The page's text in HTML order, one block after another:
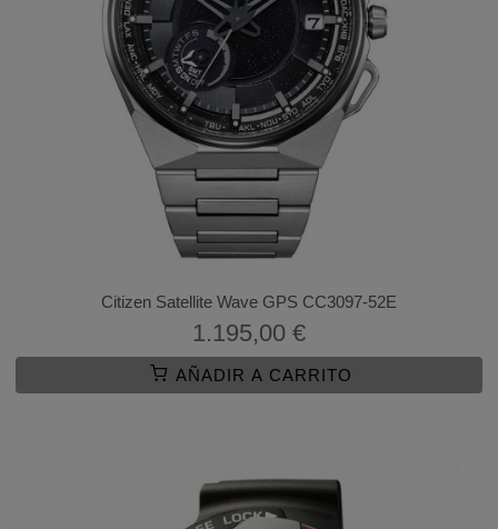
Citizen Satellite Wave GPS CC3097-52E
1.195,00 €
AÑADIR A CARRITO